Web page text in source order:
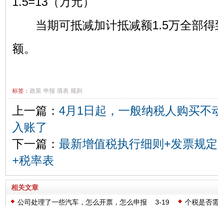
当期可抵减加计抵减额1.5万全部得
额。
标签： 政策 申报 填表 规则
上一篇： 4月1日起，一般纳税人购买不
入账了
下一篇： 最新增值税执行细则+发票规
+税率表
相关文章
3-19
公司处理了一些汽车，怎么开票，怎么申报 个税是否